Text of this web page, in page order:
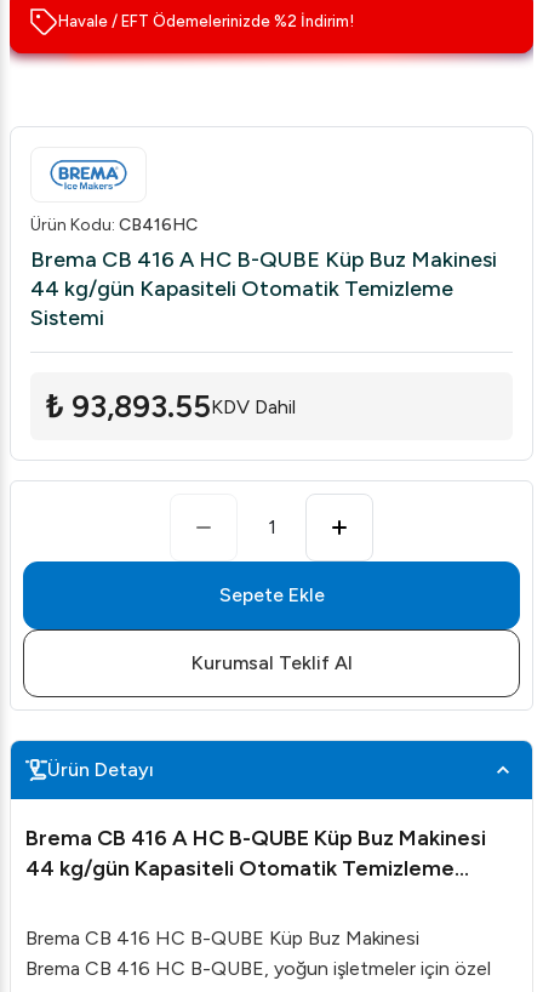
Havale / EFT Ödemelerinizde %2 İndirim!
Ürün Kodu: CB416HC
Brema CB 416 A HC B-QUBE Küp Buz Makinesi
44 kg/gün Kapasiteli Otomatik Temizleme
Sistemi
₺ 93,893.55KDV Dahil
1
Sepete Ekle
Kurumsal Teklif Al
Ürün Detayı
Brema CB 416 A HC B-QUBE Küp Buz Makinesi
44 kg/gün Kapasiteli Otomatik Temizleme
Brema CB 416 HC B-QUBE Küp Buz Makinesi
Brema CB 416 HC B-QUBE, yoğun işletmeler için özel